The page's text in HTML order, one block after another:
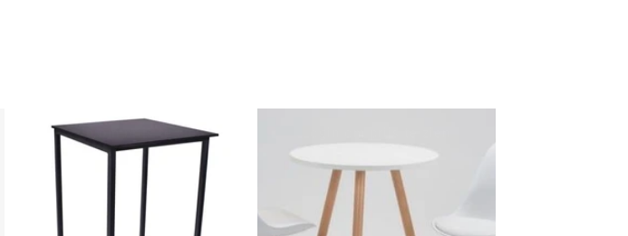
Login om prijs te zien